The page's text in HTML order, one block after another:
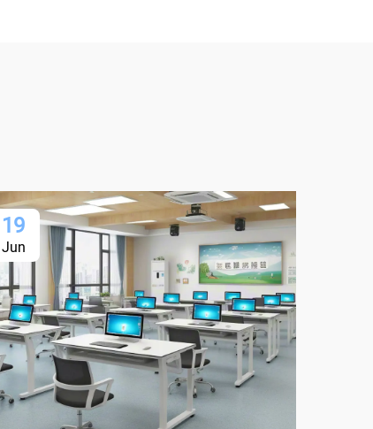
19
Jun